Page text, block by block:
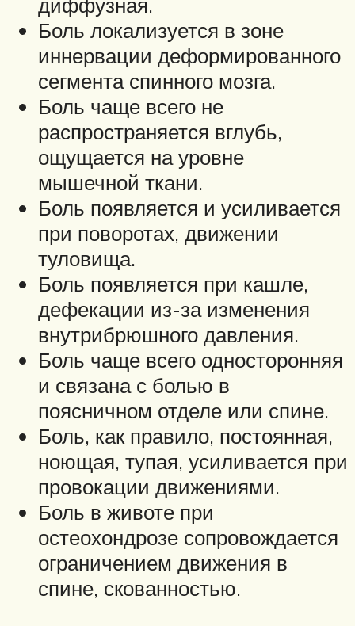
Боль локализуется в зоне
иннервации деформированного
сегмента спинного мозга.
Боль чаще всего не
распространяется вглубь,
ощущается на уровне
мышечной ткани.
Боль появляется и усиливается
при поворотах, движении
туловища.
Боль появляется при кашле,
дефекации из-за изменения
внутрибрюшного давления.
Боль чаще всего односторонняя
и связана с болью в
поясничном отделе или спине.
Боль, как правило, постоянная,
ноющая, тупая, усиливается при
провокации движениями.
Боль в животе при
остеохондрозе сопровождается
ограничением движения в
спине, скованностью.